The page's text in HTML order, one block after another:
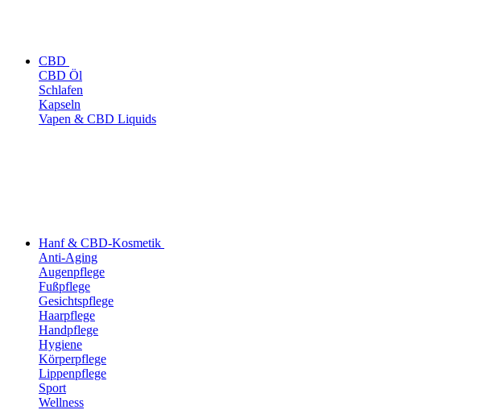
CBD
CBD Öl
Schlafen
Kapseln
Vapen & CBD Liquids
Hanf & CBD-Kosmetik
Anti-Aging
Augenpflege
Fußpflege
Gesichtspflege
Haarpflege
Handpflege
Hygiene
Körperpflege
Lippenpflege
Sport
Wellness